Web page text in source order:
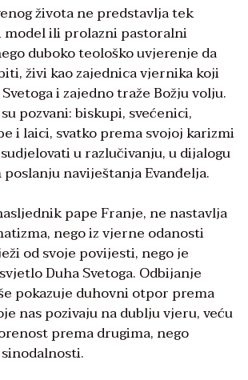
života ne predstavlja tek
ili prolazni pastoralni
duboko teološko uvjerenje da
živi kao zajednica vjernika koji
i zajedno traže Božju volju.
pozvani: biskupi, svećenici,
i laici, svatko prema svojoj karizmi
u razlučivanju, u dijalogu
naviještanja Evanđelja.
pape Franje, ne nastavlja
nego iz vjerne odanosti
od svoje povijesti, nego je
Duha Svetoga. Odbijanje
pokazuje duhovni otpor prema
nas pozivaju na dublju vjeru, veću
prema drugima, nego